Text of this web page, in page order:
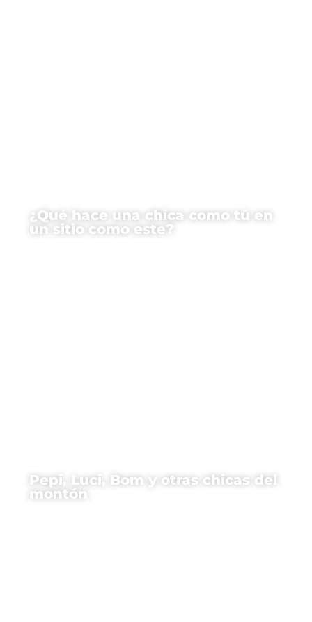
¿Qué hace una chica como tú en
un sitio como este?
Pepi, Luci, Bom y otras chicas del
montón